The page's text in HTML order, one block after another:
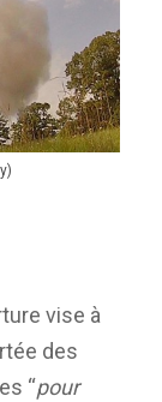
vise à
des
“pour